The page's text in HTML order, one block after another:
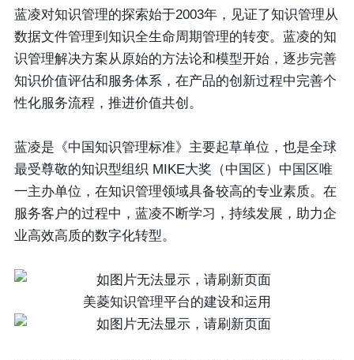
蓝凌对知识管理的探索始于2003年，见证了知识管理从
数据文件管理到知识全生命周期管理的转变。蓝凌的知
识管理解决方案从原始的方法论和模型开始，逐步完善
知识价值评估和服务体系，在产品的创新过程中完善个
性化服务流程，推进价值共创。
蓝凌是《中国知识管理标准》主要起草单位，也是全球
最受尊敬的知识型组织 MIKE大奖（中国区）中国区唯
一主办单位，在知识管理领域具备较高的专业素质。在
服务客户的过程中，蓝凌不断学习，持续发展，助力企
业高效高质的数字化转型。
美菱知识管理平台的建设和运用